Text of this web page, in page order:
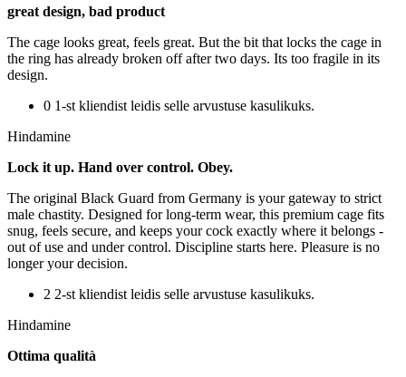
great design, bad product
The cage looks great, feels great. But the bit that locks the cage in
the ring has already broken off after two days. Its too fragile in its
design.
0 1-st kliendist leidis selle arvustuse kasulikuks.
Hindamine
Lock it up. Hand over control. Obey.
The original Black Guard from Germany is your gateway to strict
male chastity. Designed for long-term wear, this premium cage fits
snug, feels secure, and keeps your cock exactly where it belongs -
out of use and under control. Discipline starts here. Pleasure is no
longer your decision.
2 2-st kliendist leidis selle arvustuse kasulikuks.
Hindamine
Ottima qualità